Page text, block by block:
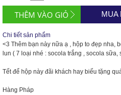
MUA
Chi tiết sản phẩm
<3 Thêm bạn này nữa ạ , hộp to đẹp nha,
lun ( 7 loại nhé : socola trắng , socola
Tết để hộp này đãi khách hay biếu tặng
Hàng Pháp